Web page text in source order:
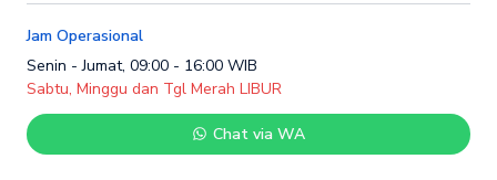
Jam Operasional
Senin - Jumat, 09:00 - 16:00 WIB
Sabtu, Minggu dan Tgl Merah LIBUR
Chat via WA